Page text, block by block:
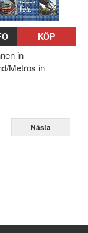
KÖP
in
Metros in
Nästa